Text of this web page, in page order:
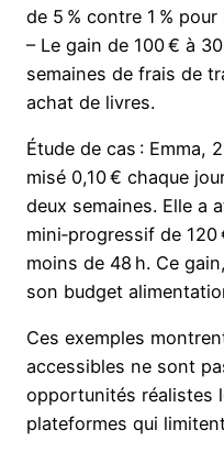
de 5 % contre 1 %
– Le gain de 100 € à
semaines de frais de
achat de livres.
Étude de cas : Emma,
misé 0,10 € chaque
deux semaines. Elle a
mini‑progressif de 120
moins de 48 h. Ce
son budget
Ces exemples
accessibles ne sont
opportunités réalistes
plateformes qui